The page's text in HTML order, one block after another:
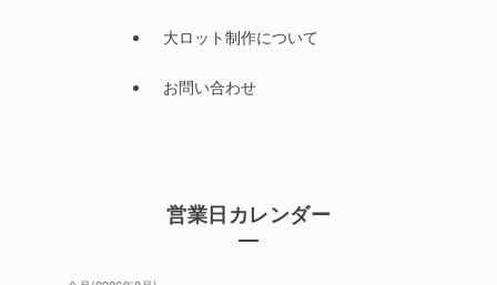
大ロット制作について
お問い合わせ
営業日カレンダー